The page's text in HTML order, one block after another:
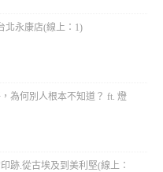
北永康店(線上：1)
為何別人根本不知道？ ft. 燈
跡.從古埃及到美利堅(線上：